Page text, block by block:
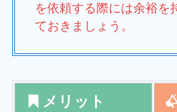
を依頼する際には余裕を
ておきましょう。
メリット